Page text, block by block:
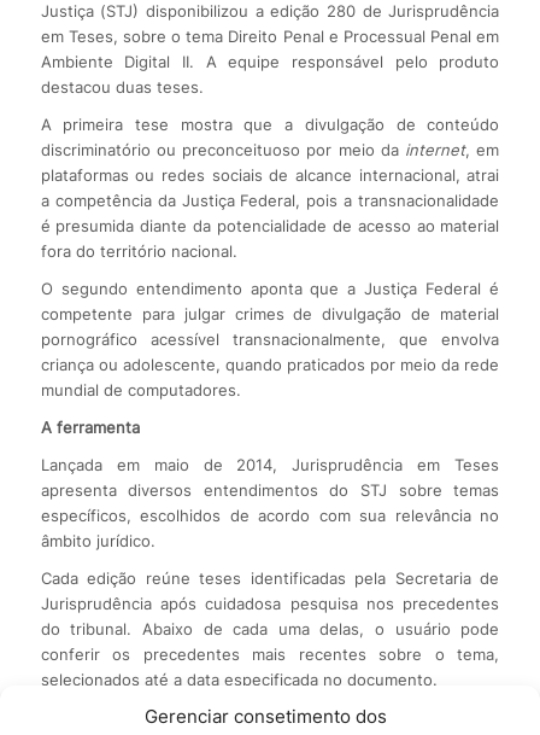
Gerenciar consetimento dos
Justiça (STJ) disponibilizou a edição 280 de Jurisprudência
em Teses, sobre o tema Direito Penal e Processual Penal em
Ambiente Digital II. A equipe responsável pelo produto
destacou duas teses.
A primeira tese mostra que a divulgação de conteúdo
discriminatório ou preconceituoso por meio da internet, em
plataformas ou redes sociais de alcance internacional, atrai
a competência da Justiça Federal, pois a transnacionalidade
é presumida diante da potencialidade de acesso ao material
fora do território nacional.
O segundo entendimento aponta que a Justiça Federal é
competente para julgar crimes de divulgação de material
pornográfico acessível transnacionalmente, que envolva
criança ou adolescente, quando praticados por meio da rede
mundial de computadores.
A ferramenta
Lançada em maio de 2014, Jurisprudência em Teses
apresenta diversos entendimentos do STJ sobre temas
específicos, escolhidos de acordo com sua relevância no
âmbito jurídico.
Cada edição reúne teses identificadas pela Secretaria de
Jurisprudência após cuidadosa pesquisa nos precedentes
do tribunal. Abaixo de cada uma delas, o usuário pode
conferir os precedentes mais recentes sobre o tema,
selecionados até a data especificada no documento.